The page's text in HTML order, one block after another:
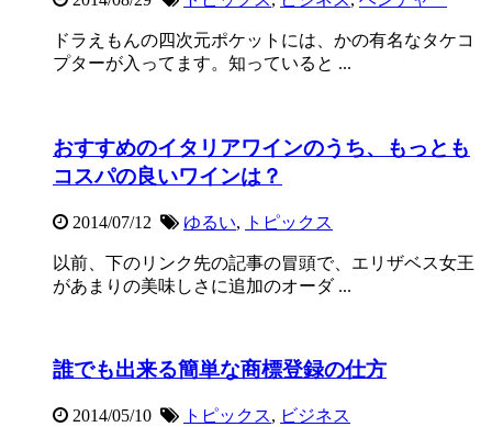
ドラえもんの四次元ポケットには、かの有名なタケコ
プターが入ってます。知っていると ...
おすすめのイタリアワインのうち、もっとも
コスパの良いワインは？
2014/07/12 ゆるい, トピックス
以前、下のリンク先の記事の冒頭で、エリザベス女王
があまりの美味しさに追加のオーダ ...
誰でも出来る簡単な商標登録の仕方
2014/05/10 トピックス, ビジネス